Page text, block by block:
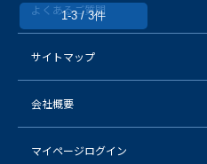
1-3 / 3件
よくあるご質問
サイトマップ
会社概要
マイページログイン